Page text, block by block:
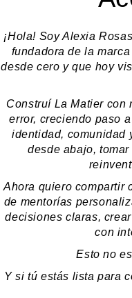
¡Hola! Soy Alexia
fundadora de la
desde cero y que hoy
Construí La Matier con
error, creciendo paso
identidad, comunidad
desde abajo,
Ahora quiero compartir
de mentorías
decisiones claras,
con
Esto no
Y si tú estás lista para